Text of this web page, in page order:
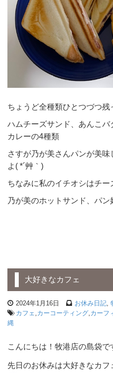
ちょうど全種類ひとつづつ残
ハムチーズサンド、あんこ
カレーの4種類
さすが乃が美さんパンが美
よ( *´艸｀)
ちなみに私のイチオシはチー
乃が美のホットサンド、パ
大好きなカフェ
2024年1月16日 お休み日記
カフェ カーコーティング カーフ
縄
こんにちは！牧港店の島袋で
先日のお休みは大好きなカフ